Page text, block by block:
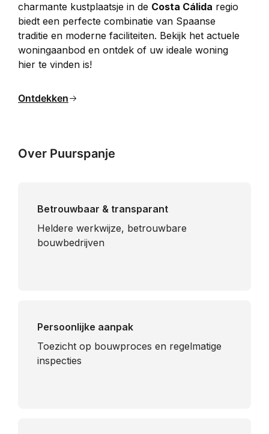
charmante kustplaatsje in de Costa Cálida regio
biedt een perfecte combinatie van Spaanse
traditie en moderne faciliteiten. Bekijk het actuele
woningaanbod en ontdek of uw ideale woning
hier te vinden is!
Ontdekken
Over Puurspanje
Betrouwbaar & transparant
Heldere werkwijze, betrouwbare
bouwbedrijven
Persoonlijke aanpak
Toezicht op bouwproces en regelmatige
inspecties